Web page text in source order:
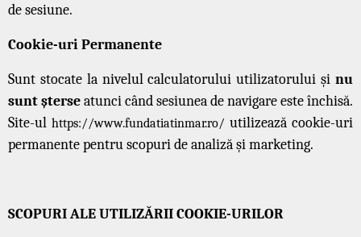
de sesiune.
Cookie-uri Permanente
Sunt stocate la nivelul calculatorului utilizatorului și nu
sunt șterseatunci când sesiunea de navigare este închisă.
Site-ul https://www.fundatiatinmar.ro/ utilizează cookie-uri
permanente pentru scopuri de analiză și marketing.
SCOPURI ALE UTILIZĂRII COOKIE-URILOR